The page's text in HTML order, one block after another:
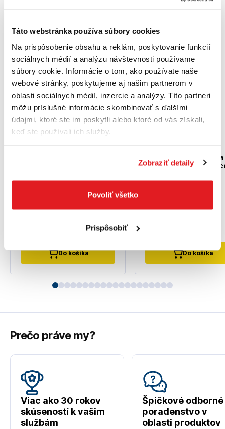
Táto webstránka používa súbory cookies
Na prispôsobenie obsahu a reklám, poskytovanie funkcií
sociálnych médií a analýzu návštevnosti používame
súbory cookie. Informácie o tom, ako používate naše
webové stránky, poskytujeme aj našim partnerom v
oblasti sociálnych médií, inzercie a analýzy. Títo partneri
môžu príslušné informácie skombinovať s ďalšími
údajmi, ktoré ste im poskytli alebo ktoré od vás získali,
keď ste používali ich služby.
Zobraziť detaily
Povoliť všetko
Prispôsobiť
Podobné produkty
45,40 €
Do košíka
Akcia
BOSCH 6-dielna sada
maticových
28,70 €
Do košíka
Prečo práve my?
Viac ako 30 rokov
skúseností k vašim
službám
Špičkové odborné
poradenstvo v
oblasti produktov